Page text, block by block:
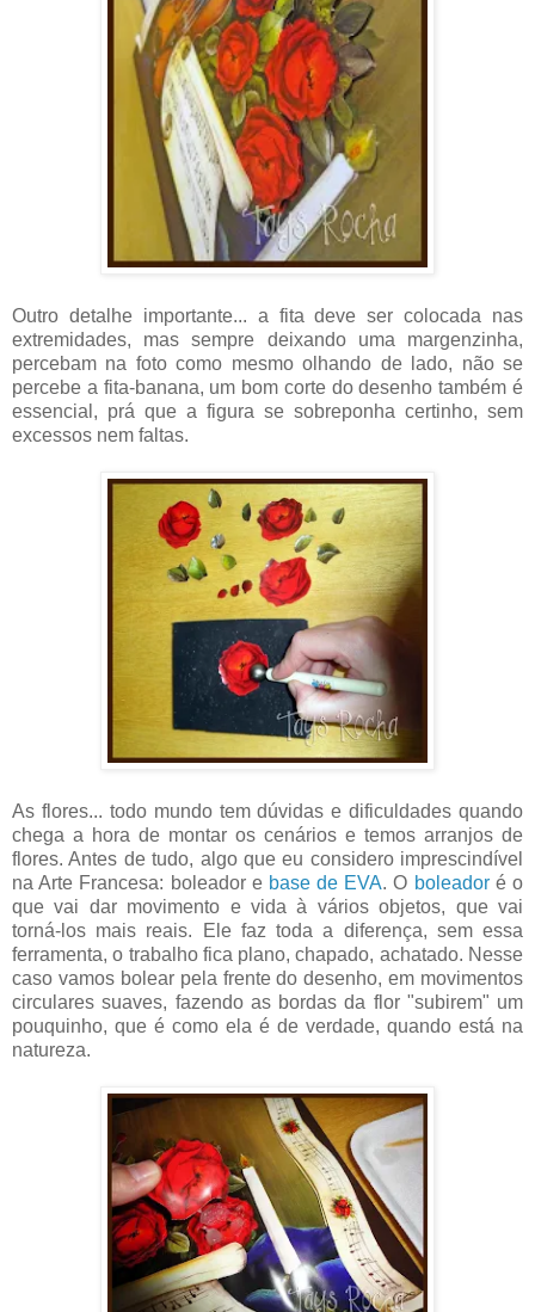
Outro detalhe importante... a fita deve ser colocada nas
extremidades, mas sempre deixando uma margenzinha,
percebam na foto como mesmo olhando de lado, não se
percebe a fita-banana, um bom corte do desenho também é
essencial, prá que a figura se sobreponha certinho, sem
excessos nem faltas.
As flores... todo mundo tem dúvidas e dificuldades quando
chega a hora de montar os cenários e temos arranjos de
flores. Antes de tudo, algo que eu considero imprescindível
na Arte Francesa: boleador e base de EVA. O boleadoré o
que vai dar movimento e vida à vários objetos, que vai
torná-los mais reais. Ele faz toda a diferença, sem essa
ferramenta, o trabalho fica plano, chapado, achatado. Nesse
caso vamos bolear pela frente do desenho, em movimentos
circulares suaves, fazendo as bordas da flor "subirem" um
pouquinho, que é como ela é de verdade, quando está na
natureza.